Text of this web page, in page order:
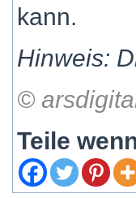
kann.
Hinweis:
©
Teile